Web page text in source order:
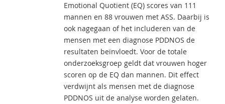
Emotional Quotient (EQ) scores van 111
mannen en 88 vrouwen met ASS. Daarbij is
ook nagegaan of het includeren van de
mensen met een diagnose PDDNOS de
resultaten beïnvloedt. Voor de totale
onderzoeksgroep geldt dat vrouwen hoger
scoren op de EQ dan mannen. Dit effect
verdwijnt als mensen met de diagnose
PDDNOS uit de analyse worden gelaten.